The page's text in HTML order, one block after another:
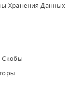
Хранения Данных
Скобы